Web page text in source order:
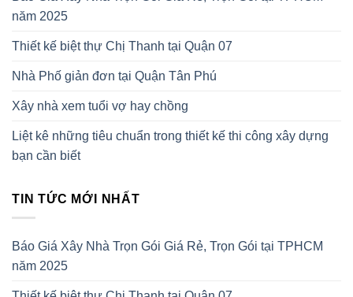
năm 2025
Thiết kế biệt thự Chị Thanh tại Quận 07
Nhà Phố giản đơn tại Quận Tân Phú
Xây nhà xem tuổi vợ hay chồng
Liệt kê những tiêu chuẩn trong thiết kế thi công xây dựng
bạn cần biết
TIN TỨC MỚI NHẤT
Báo Giá Xây Nhà Trọn Gói Giá Rẻ, Trọn Gói tại TPHCM
năm 2025